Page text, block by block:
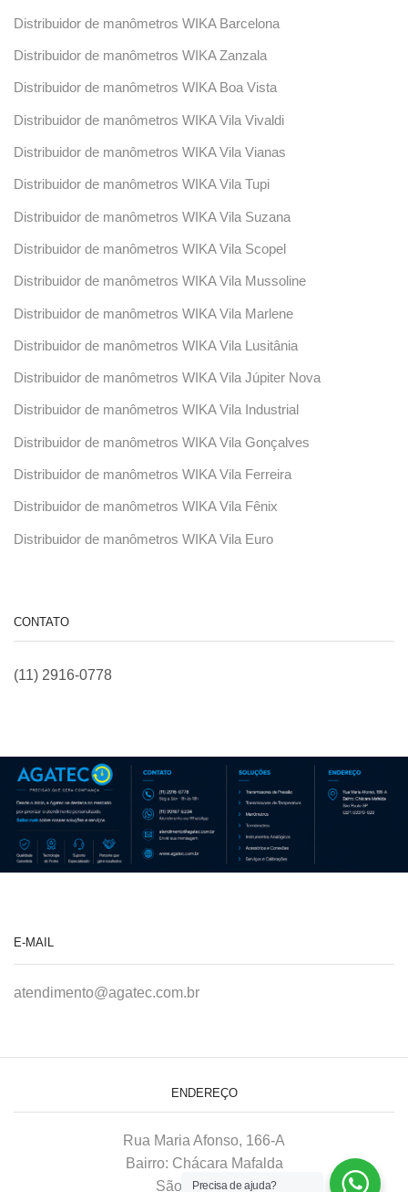
Distribuidor de manômetros WIKA Barcelona
Distribuidor de manômetros WIKA Zanzala
Distribuidor de manômetros WIKA Boa Vista
Distribuidor de manômetros WIKA Vila Vivaldi
Distribuidor de manômetros WIKA Vila Vianas
Distribuidor de manômetros WIKA Vila Tupi
Distribuidor de manômetros WIKA Vila Suzana
Distribuidor de manômetros WIKA Vila Scopel
Distribuidor de manômetros WIKA Vila Mussoline
Distribuidor de manômetros WIKA Vila Marlene
Distribuidor de manômetros WIKA Vila Lusitânia
Distribuidor de manômetros WIKA Vila Júpiter Nova
Distribuidor de manômetros WIKA Vila Industrial
Distribuidor de manômetros WIKA Vila Gonçalves
Distribuidor de manômetros WIKA Vila Ferreira
Distribuidor de manômetros WIKA Vila Fênix
Distribuidor de manômetros WIKA Vila Euro
CONTATO
(11) 2916-0778
E-MAIL
atendimento@agatec.com.br
ENDEREÇO
Rua Maria Afonso, 166-A
Bairro: Chácara Mafalda
São Paulo–SP
Precisa de ajuda?